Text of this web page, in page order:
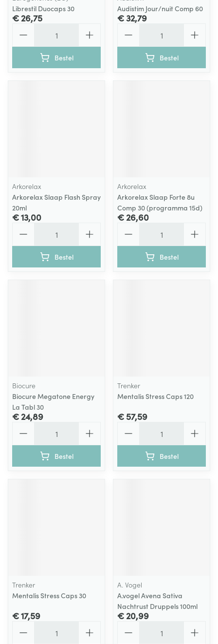
Librestil Duocaps 30
€ 26,75
Bestel
Audistim Jour/nuit Comp 60
€ 32,79
Bestel
Arkorelax
Arkorelax Slaap Flash Spray
20ml
€ 13,00
Bestel
Arkorelax
Arkorelax Slaap Forte 8u
Comp 30 (programma 15d)
€ 26,60
Bestel
Biocure
Biocure Megatone Energy
La Tabl 30
€ 24,89
Bestel
Trenker
Mentalis Stress Caps 120
€ 57,59
Bestel
Trenker
Mentalis Stress Caps 30
€ 17,59
A. Vogel
A.vogel Avena Sativa
Nachtrust Druppels 100ml
€ 20,99